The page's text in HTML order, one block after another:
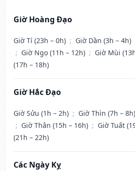
Giờ Hoàng Đạo
Giờ Tí (23h – 0h) ; Giờ Dần (3h – 4h)
; Giờ Ngọ (11h – 12h) ; Giờ Mùi
(17h – 18h)
Giờ Hắc Đạo
Giờ Sửu (1h – 2h) ; Giờ Thìn (7h – 8h)
; Giờ Thân (15h – 16h) ; Giờ Tuất
(21h – 22h)
Các Ngày Kỵ